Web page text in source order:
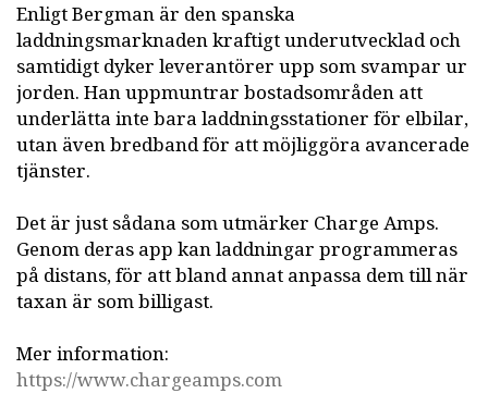
Enligt Bergman är den spanska
laddningsmarknaden kraftigt underutvecklad och
samtidigt dyker leverantörer upp som svampar ur
jorden. Han uppmuntrar bostadsområden att
underlätta inte bara laddningsstationer för elbilar,
utan även bredband för att möjliggöra avancerade
tjänster.
Det är just sådana som utmärker Charge Amps.
Genom deras app kan laddningar programmeras
på distans, för att bland annat anpassa dem till när
taxan är som billigast.
Mer information:
https://www.chargeamps.com